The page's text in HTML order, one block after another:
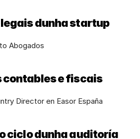
legais dunha startup
Abogados
contables e fiscais
Director en Easor España
ciclo dunha auditoría